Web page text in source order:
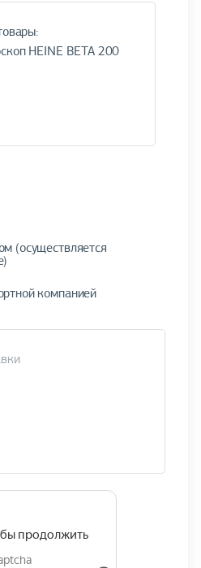
(осуществляется
компанией